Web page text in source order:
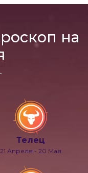
на
Телец
21 Апреля - 20 Мая